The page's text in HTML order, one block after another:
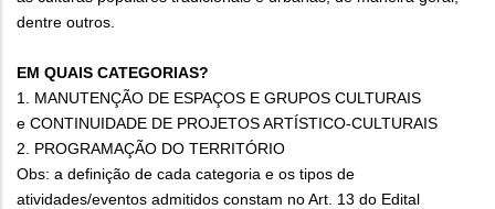
dentre outros.
EM QUAIS CATEGORIAS?
1. MANUTENÇÃO DE ESPAÇOS E GRUPOS CULTURAIS
e CONTINUIDADE DE PROJETOS ARTÍSTICO-CULTURAIS
2. PROGRAMAÇÃO DO TERRITÓRIO
Obs: a definição de cada categoria e os tipos de
atividades/eventos admitidos constam no Art. 13 do Edital